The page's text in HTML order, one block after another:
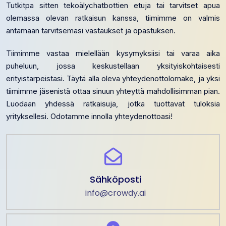
Tutkitpa sitten tekoälychatbottien etuja tai tarvitset apua
olemassa olevan ratkaisun kanssa, tiimimme on valmis
antamaan tarvitsemasi vastaukset ja opastuksen.
Tiimimme vastaa mielellään kysymyksiisi tai varaa aika
puheluun, jossa keskustellaan yksityiskohtaisesti
erityistarpeistasi. Täytä alla oleva yhteydenottolomake, ja yksi
tiimimme jäsenistä ottaa sinuun yhteyttä mahdollisimman pian.
Luodaan yhdessä ratkaisuja, jotka tuottavat tuloksia
yrityksellesi. Odotamme innolla yhteydenottoasi!
Sähköposti
info@crowdy.ai